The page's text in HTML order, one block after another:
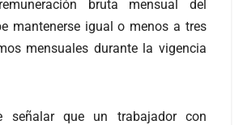
bruta mensual del
mantenerse igual o menos a tres
mensuales durante la vigencia
señalar que un trabajador con